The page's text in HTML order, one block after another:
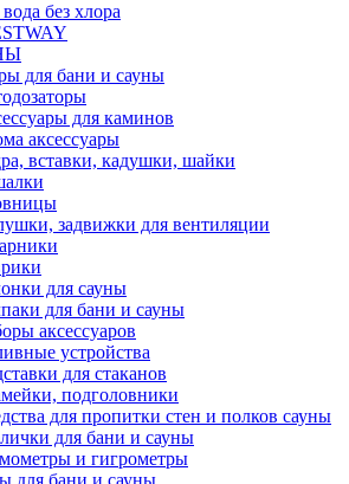
без хлора
для бани и сауны
для каминов
аксессуары
вставки, кадушки, шайки
задвижки для вентиляции
для сауны
для бани и сауны
аксессуаров
устройства
для стаканов
подголовники
для пропитки стен и полков сауны
для бани и сауны
и гигрометры
для бани и сауны